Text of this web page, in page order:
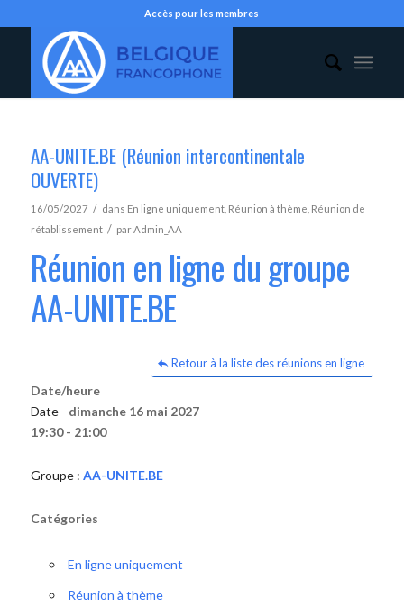
Accès pour les membres
AA-UNITE.BE (Réunion intercontinentale
OUVERTE)
16/05/2027 / dans En ligne uniquement, Réunion à thème Réunion de
rétablissement / parAdmin_AA
Réunion en ligne du groupe
AA-UNITE.BE
Retour à la liste des réunions en ligne
Date/heure
Date - dimanche 16 mai 2027
19:30 - 21:00
Groupe : AA-UNITE.BE
Catégories
En ligne uniquement
Réunion à thème